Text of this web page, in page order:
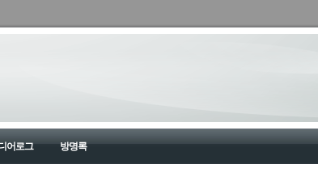
어로그 방명록